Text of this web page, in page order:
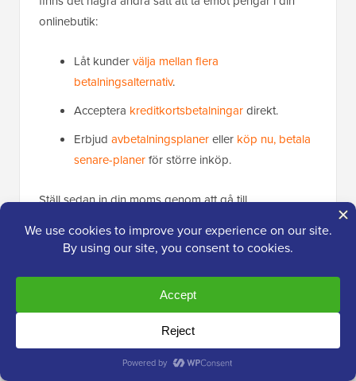
onlinebutik:
Låt kundervälja mellan flera
betalningsalternativ.
Acceptera kreditkortsbetalningardirekt.
Erbjud avbetalningsplanereller köp nu, betala
senare-planerför större inköp.
Ställ sedan in din moms genom att gå till
‘Moms’.